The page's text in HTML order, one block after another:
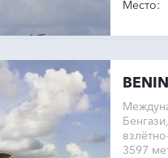
Место:
3597